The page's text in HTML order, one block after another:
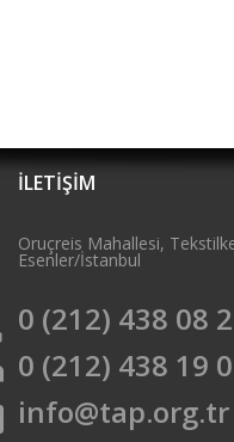
İLETİŞİM
Oruçreis Mahallesi,
Esenler/İstanbul
0 (212) 438 08
0 (212) 438 19
info@tap.org.tr